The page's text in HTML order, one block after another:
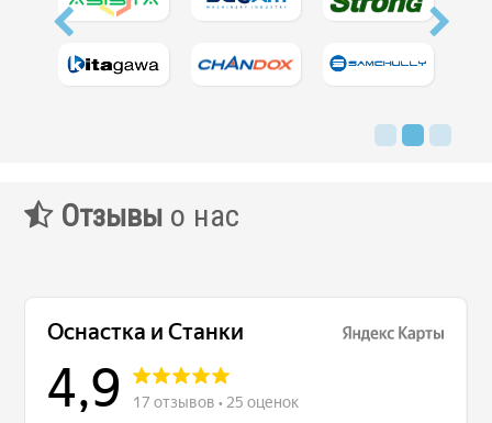
Переходные втулки
Системы УЦИ
Оптические линейки
Магнитные линейки
Отзывы о нас